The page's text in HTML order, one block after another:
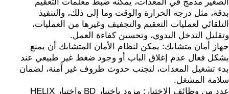
بدقة، مثل درجة الحرارة والوقت وما إلى ذلك، والتنفيذ
التلقائي لعمليات التعقيم والتجفيف وغيرها من العمليات،
وتقليل التدخل اليدوي، وتحسين كفاءة العمل.
جهاز أمان متشابك: يمكن لنظام الأمان المتشابك أن يمنع
بشكل فعال عدم إغلاق الباب أو وجود ضغط غير طبيعي عند
بدء تشغيل المعدات، لتجنب حدوث ظروف غير آمنة، لضمان
سلامة المشغل.
عدد من وظائف الاختبار: مزود باختبار BD واختبار HELIX